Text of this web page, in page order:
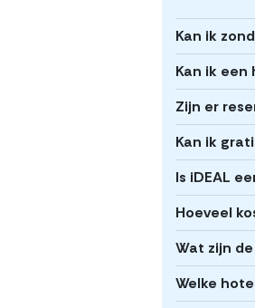
Kan ik
Kan ik
Zijn er
Kan ik
Is iDEAL
Hoeveel
Wat zijn
Welke